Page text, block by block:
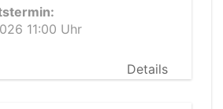
11:00 Uhr
Details